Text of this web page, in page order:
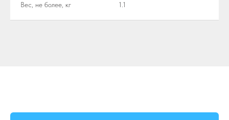
Вес, не более, кг 1.1